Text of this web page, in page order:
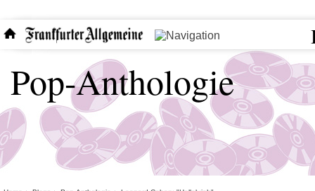
Pop-Anthologie